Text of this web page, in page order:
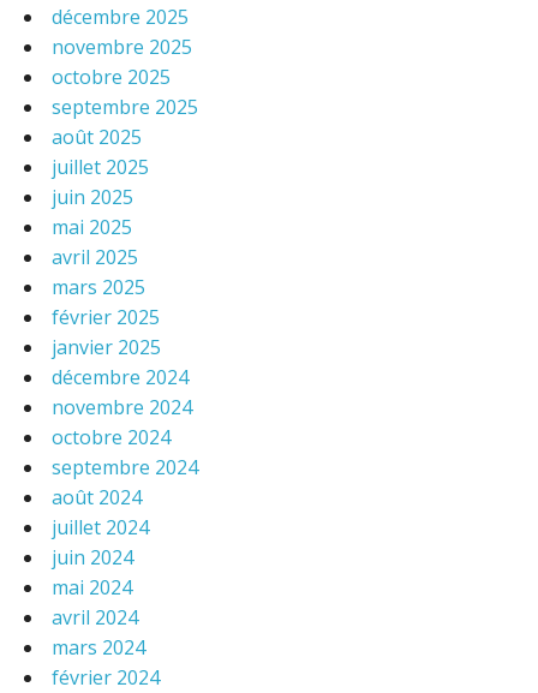
décembre 2025
novembre 2025
octobre 2025
septembre 2025
août 2025
juillet 2025
juin 2025
mai 2025
avril 2025
mars 2025
février 2025
janvier 2025
décembre 2024
novembre 2024
octobre 2024
septembre 2024
août 2024
juillet 2024
juin 2024
mai 2024
avril 2024
mars 2024
février 2024